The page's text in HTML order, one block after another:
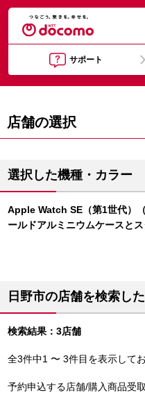
サポート
店舗の選択
選択した機種・カラー
Apple Watch SE（第1世代）
ールドアルミニウムケースと
日野市の店舗を検索し
検索結果：3店舗
全3件中1 〜 3件目を表示して
予約申込する店舗/購入商品受